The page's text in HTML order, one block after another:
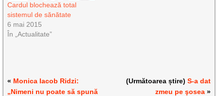
Cardul blochează total
sistemul de sănătate
6 mai 2015
În „Actualitate”
« Monica Iacob Ridzi:
„Nimeni nu poate să spună
(Următoarea știre) S-a dat
zmeu pe şosea»